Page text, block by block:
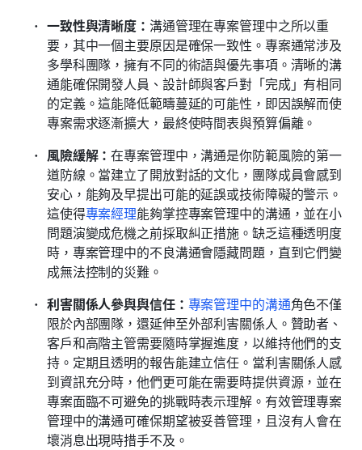
一致性與清晰度： 溝通管理在專案管理中之所以重
要，其中一個主要原因是確保一致性。專案通常涉及
多學科團隊，擁有不同的術語與優先事項。清晰的溝
通能確保開發人員、設計師與客戶對「完成」有相同
的定義。這能降低範疇蔓延的可能性，即因誤解而使
專案需求逐漸擴大，最終使時間表與預算偏離。
風險緩解：在專案管理中，溝通是你防範風險的第一
道防線。當建立了開放對話的文化，團隊成員會感到
安心，能夠及早提出可能的延誤或技術障礙的警示。
這使得專案經理能夠掌控專案管理中的溝通，並在小
問題演變成危機之前採取糾正措施。缺乏這種透明度
時，專案管理中的不良溝通會隱藏問題，直到它們變
成無法控制的災難。
利害關係人參與與信任： 專案管理中的溝通角色不僅
限於內部團隊，還延伸至外部利害關係人。贊助者、
客戶和高階主管需要隨時掌握進度，以維持他們的支
持。定期且透明的報告能建立信任。當利害關係人感
到資訊充分時，他們更可能在需要時提供資源，並在
專案面臨不可避免的挑戰時表示理解。有效管理專案
管理中的溝通可確保期望被妥善管理，且沒有人會在
壞消息出現時措手不及。